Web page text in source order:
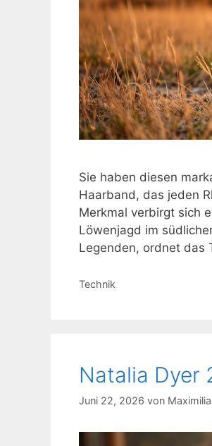
Sie haben diesen
Haarband, das jeden
Merkmal verbirgt sich
Löwenjagd im
Legenden, ordnet das
Kategorien
Technik
Natalia Dyer
Juni 22, 2026 von